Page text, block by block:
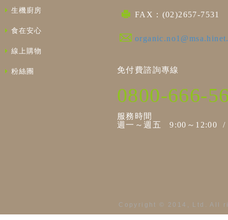
生機廚房
食在安心
線上購物
粉絲團
FAX：(02)2657-7531
免付費諮詢專線
0800-666-
服務時間
週一～週五 9:00～12:00 /
Copyright © 2014, Ltd.